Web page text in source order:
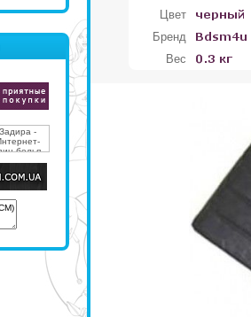
Цвет
Бренд
Вес